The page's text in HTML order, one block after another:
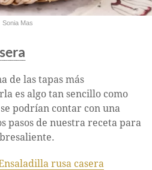
Sonia Mas
de las tapas más
es algo tan sencillo como
podrían contar con una
pasos de nuestra receta para
rusa casera